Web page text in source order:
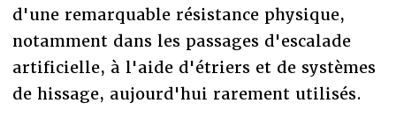
d'une remarquable résistance physique,
notamment dans les passages d'escalade
artificielle, à l'aide d'étriers et de systèmes
de hissage, aujourd'hui rarement utilisés.